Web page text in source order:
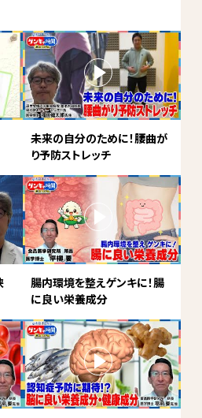
未来の自分のために！腰曲が
り予防ストレッチ
腸内環境を整えゲンキに！腸
に良い栄養成分